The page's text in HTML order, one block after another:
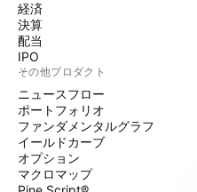
経済
決算
配当
IPO
その他プロダクト
ニュースフロー
ポートフォリオ
ファンダメンタルグラフ
イールドカーブ
オプション
マクロマップ